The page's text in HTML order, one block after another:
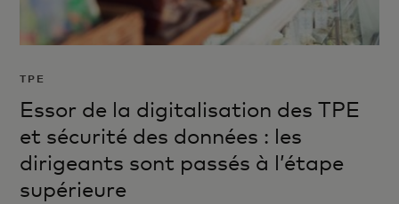
TPE
Essor de la digitalisation des TPE
et sécurité des données : les
dirigeants sont passés à l’étape
supérieure